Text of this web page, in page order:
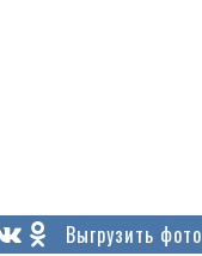
Выгрузить фото